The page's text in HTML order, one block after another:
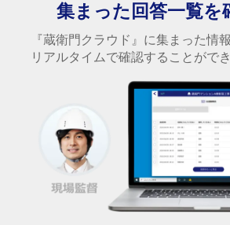
集まった回答一覧を
『蔵衛門クラウド』に集まった情
リアルタイムで確認することができ